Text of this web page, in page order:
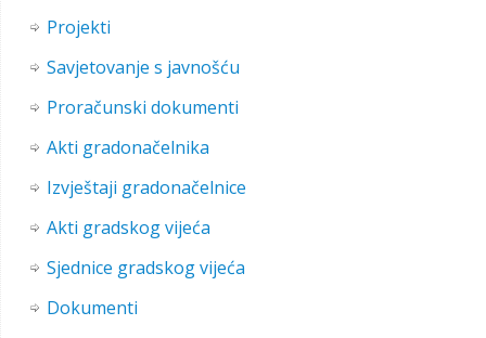
Projekti
Savjetovanje s javnošću
Proračunski dokumenti
Akti gradonačelnika
Izvještaji gradonačelnice
Akti gradskog vijeća
Sjednice gradskog vijeća
Dokumenti